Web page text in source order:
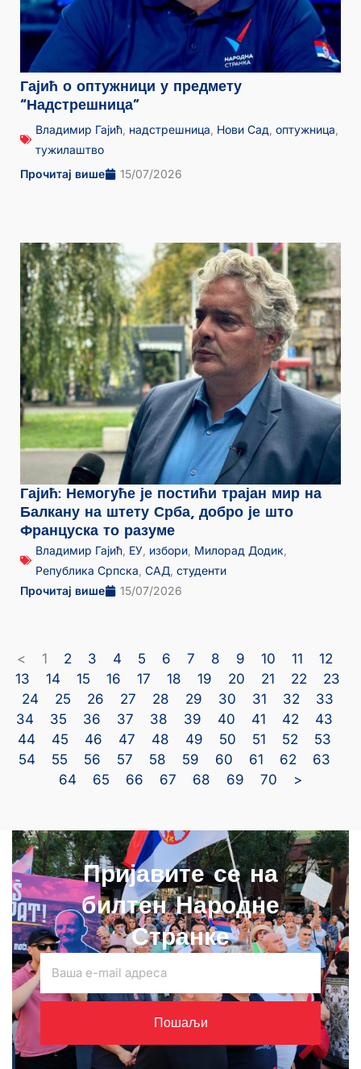
Гајић о оптужници у предмету
“Надстрешница”
Владимир Гајић надстрешница Нови Сад оптужница
тужилаштво
Прочитај више
15/07/2026
Гајић: Немогуће је постићи трајан мир на
Балкану на штету Срба, добро је што
Француска то разуме
Владимир Гајић ЕУ избори Милорад Додик
Република Српска САД студенти
Прочитај више
15/07/2026
< 1 2 3 4 5 6 7 8 9 10 11
12
13
14 15 16 17 18 19 20 21 22
23
24
25 26 27 28 29 30 31 32
33
34
35 36 37 38 39 40 41 42
43
44
45 46 47 48 49 50 51 52
53
54
55 56 57 58 59 60 61 62
63
64
65 66 67 68 69 70 >
Пријавите се на
билтен Народне
Странке
Пошаљи